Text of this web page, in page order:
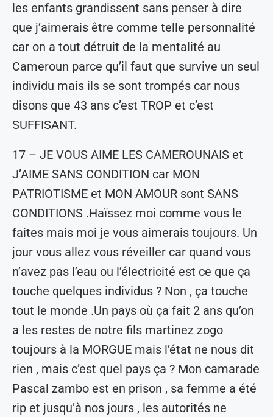
les enfants grandissent sans penser à dire
que j’aimerais être comme telle personnalité
car on a tout détruit de la mentalité au
Cameroun parce qu’il faut que survive un seul
individu mais ils se sont trompés car nous
disons que 43 ans c’est TROP et c’est
SUFFISANT.
17 – JE VOUS AIME LES CAMEROUNAIS et
J’AIME SANS CONDITION car MON
PATRIOTISME et MON AMOUR sont SANS
CONDITIONS .Haïssez moi comme vous le
faites mais moi je vous aimerais toujours. Un
jour vous allez vous réveiller car quand vous
n’avez pas l’eau ou l’électricité est ce que ça
touche quelques individus ? Non , ça touche
tout le monde .Un pays où ça fait 2 ans qu’on
a les restes de notre fils martinez zogo
toujours à la MORGUE mais l’état ne nous dit
rien , mais c’est quel pays ça ? Mon camarade
Pascal zambo est en prison , sa femme a été
rip et jusqu’à nos jours , les autorités ne